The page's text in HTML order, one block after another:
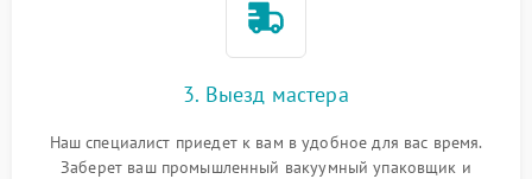
3. Выезд мастера
Наш специалист приедет к вам в удобное для вас время.
Заберет ваш промышленный вакуумный упаковщик и